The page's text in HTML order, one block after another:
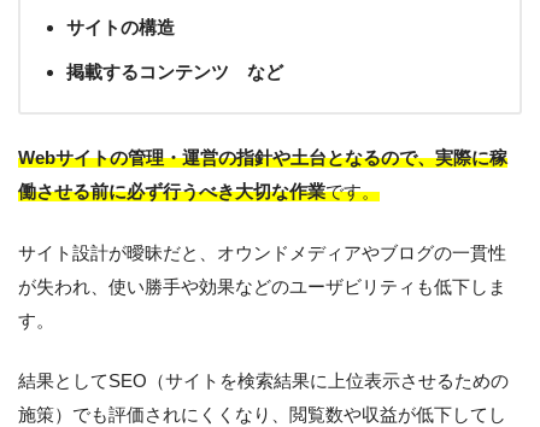
サイトの構造
掲載するコンテンツ など
Webサイトの管理・運営の指針や土台となるので、実際に稼
働させる前に必ず行うべき大切な作業です。
サイト設計が曖昧だと、オウンドメディアやブログの一貫性
が失われ、使い勝手や効果などのユーザビリティも低下しま
す。
結果としてSEO（サイトを検索結果に上位表示させるための
施策）でも評価されにくくなり、閲覧数や収益が低下してし